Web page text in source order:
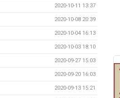
2020-10-11 13:37
2020-10-08 20:39
2020-10-04 16:13
2020-10-03 18:10
2020-09-27 15:03
2020-09-20 16:03
2020-09-13 15:21